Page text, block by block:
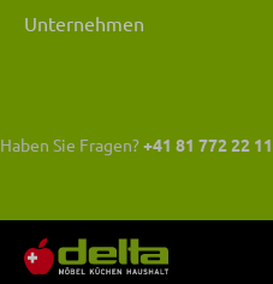
Unternehmen
Haben Sie Fragen?+41 81 772 22 11